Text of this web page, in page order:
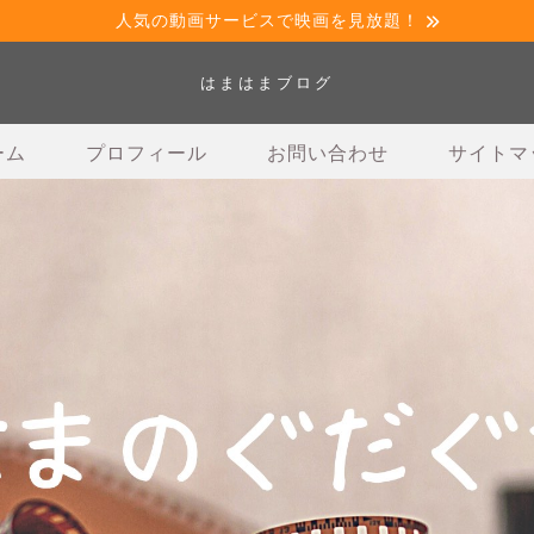
人気の動画サービスで映画を見放題！
はまはまブログ
ム プロフィール お問い合わせ サイトマ